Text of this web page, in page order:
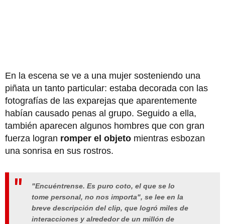
En la escena se ve a una mujer sosteniendo una
piñata un tanto particular: estaba decorada con las
fotografías de las exparejas que aparentemente
habían causado penas al grupo. Seguido a ella,
también aparecen algunos hombres que con gran
fuerza logran romper el objeto mientras esbozan
una sonrisa en sus rostros.
"Encuéntrense. Es puro coto, el que se lo
tome personal, no nos importa", se lee en la
breve descripción del clip, que logró miles de
interacciones y alrededor de un millón de